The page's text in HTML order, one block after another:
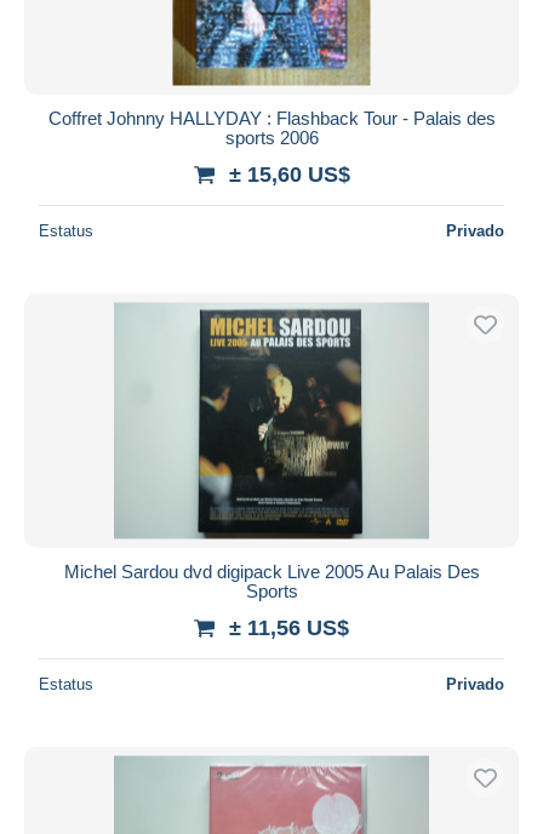
Coffret Johnny HALLYDAY : Flashback Tour - Palais des
sports 2006
± 15,60 US$
Estatus Privado
Michel Sardou dvd digipack Live 2005 Au Palais Des
Sports
± 11,56 US$
Estatus Privado